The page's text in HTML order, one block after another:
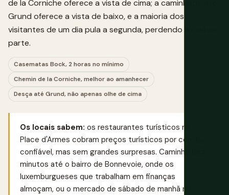
de la Corniche oferece a vista de cima; a caminhada até
Grund oferece a vista de baixo, e a maioria dos
visitantes de um dia pula a segunda, perdendo a melhor
parte.
Casematas Bock, 2 horas no mínimo
Chemin de la Corniche, melhor ao amanhecer
Desça até Grund, não apenas olhe de cima
Os locais sabem: os restaurantes turísticos na
Place d'Armes cobram preços turísticos por comida
confiável, mas sem grandes surpresas. Caminhe dez
minutos até o bairro de Bonnevoie, onde os
luxemburgueses que trabalham em finanças
almoçam, ou o mercado de sábado de manhã no